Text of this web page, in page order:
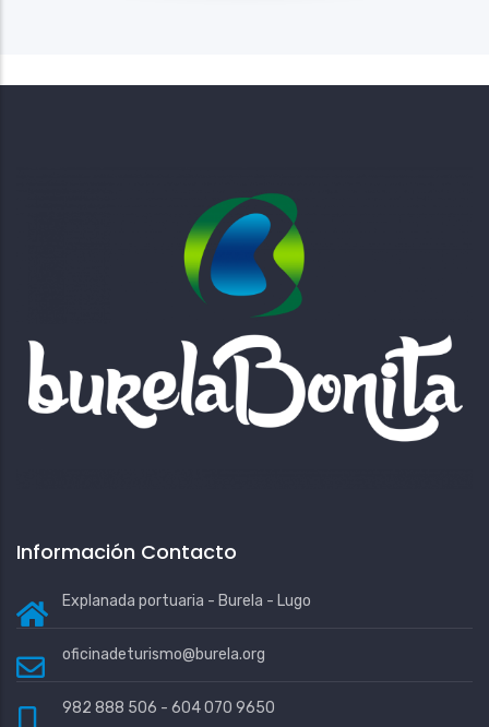
Información Contacto
Explanada portuaria - Burela - Lugo
oficinadeturismo@burela.org
982 888 506 - 604 070 9650